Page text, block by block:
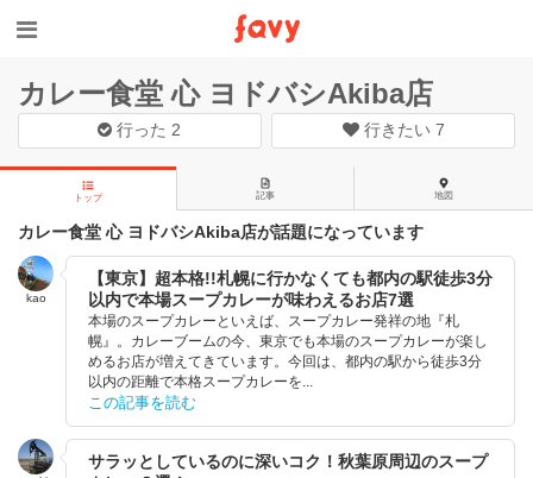
カレー食堂 心 ヨドバシAkiba店
行った 2 行きたい 7
トップ 記事 地図
カレー食堂 心 ヨドバシAkiba店が話題になっています
kao
【東京】超本格!!札幌に行かなくても都内の駅徒歩3分
以内で本場スープカレーが味わえるお店7選
本場のスープカレーといえば、スープカレー発祥の地『札
幌』。カレーブームの今、東京でも本場のスープカレーが楽し
めるお店が増えてきています。今回は、都内の駅から徒歩3分
以内の距離で本格スープカレーを...
この記事を読む
サラッとしているのに深いコク！秋葉原周辺のスープ